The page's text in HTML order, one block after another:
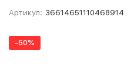
Артикул: 36614651110468914
-50%